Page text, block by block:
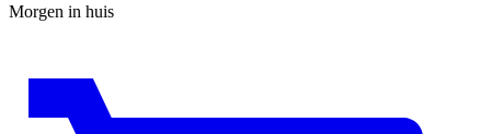
Morgen in huis